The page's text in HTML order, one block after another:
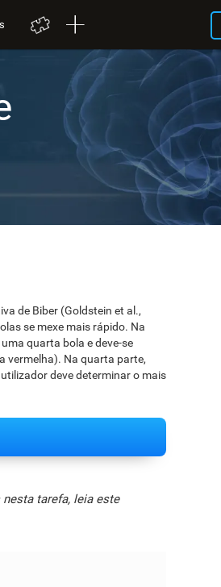
de Biber (Goldstein et al.,
se mexe mais rápido. Na
quarta bola e deve-se
vermelha). Na quarta parte,
deve determinar o mais
tarefa, leia este